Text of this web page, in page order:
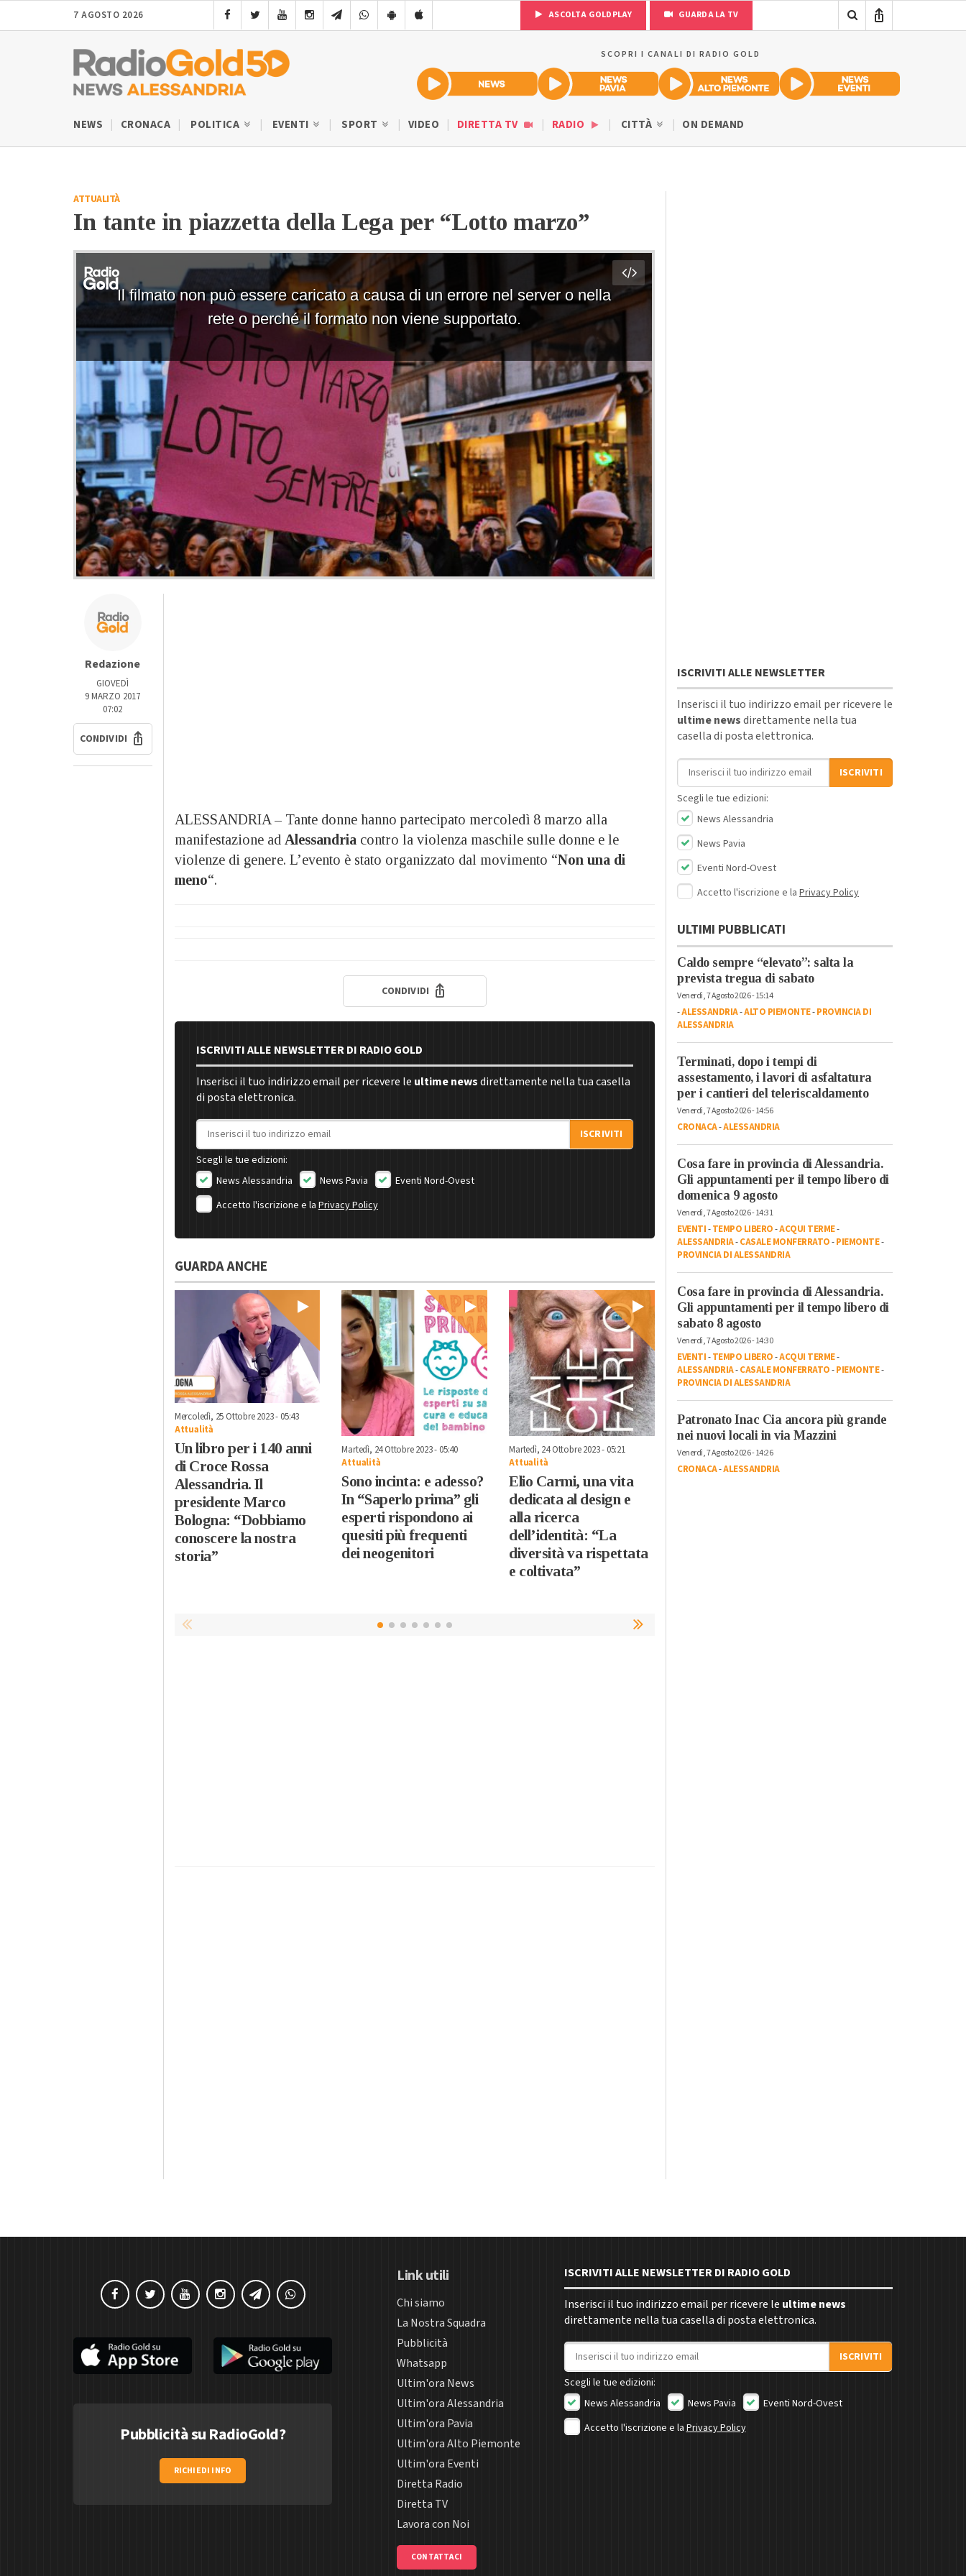
7 AGOSTO 2026 ASCOLTA GOLDPLAY GUARDA LA TV
SCOPRI I CANALI DI RADIO GOLD
NEWS CRONACA POLITICA EVENTI SPORT VIDEO DIRETTA TV RADIO CITTÀ ON DEMAND
ATTUALITÀ
In tante in piazzetta della Lega per “Lotto marzo”
Redazione
GIOVEDÌ
9 MARZO 2017
07:02
CONDIVIDI
ALESSANDRIA – Tante donne hanno partecipato mercoledì 8 marzo alla
manifestazione ad Alessandria contro la violenza maschile sulle donne e le
violenze di genere. L’evento è stato organizzato dal movimento “Non una di
meno“.
CONDIVIDI
ISCRIVITI ALLE NEWSLETTER DI RADIO GOLD
Inserisci il tuo indirizzo email per ricevere le ultime newsdirettamente nella tua casella
di posta elettronica.
Indirizzo email
ISCRIVITI
Scegli le tue edizioni:
News Alessandria
News Pavia
Eventi Nord-Ovest
Accetto l'iscrizione e laPrivacy Policy
GUARDA ANCHE
Mercoledì, 25 Ottobre 2023 - 05:43
Attualità
Un libro per i 140 anni
di Croce Rossa
Alessandria. Il
presidente Marco
Bologna: “Dobbiamo
conoscere la nostra
storia”
Martedì, 24 Ottobre 2023 - 05:40
Attualità
Sono incinta: e adesso?
In “Saperlo prima” gli
esperti rispondono ai
quesiti più frequenti
dei neogenitori
Martedì, 24 Ottobre 2023 - 05:21
Attualità
Elio Carmi, una vita
dedicata al design e
alla ricerca
dell’identità: “La
diversità va rispettata
e coltivata”
Sabato, 21 Ottobre 2023 - 05:40
Attualità
Dall’Italia alla
Catalogna per la lotta
Attualità
Il re del live
ISCRIVITI ALLE NEWSLETTER
Inserisci il tuo indirizzo email per ricevere le
ultime newsdirettamente nella tua
casella di posta elettronica.
Indirizzo email
ISCRIVITI
Scegli le tue edizioni:
News Alessandria
News Pavia
Eventi Nord-Ovest
Accetto l'iscrizione e la Privacy Policy
ULTIMI PUBBLICATI
Caldo sempre “elevato”: salta la
prevista tregua di sabato
Venerdì, 7 Agosto 2026 - 15:14
-ALESSANDRIA-ALTO PIEMONTE-PROVINCIA DI
ALESSANDRIA
Terminati, dopo i tempi di
assestamento, i lavori di asfaltatura
per i cantieri del teleriscaldamento
Venerdì, 7 Agosto 2026 - 14:56
CRONACA-ALESSANDRIA
Cosa fare in provincia di Alessandria.
Gli appuntamenti per il tempo libero di
domenica 9 agosto
Venerdì, 7 Agosto 2026 - 14:31
EVENTI-TEMPO LIBERO-ACQUI TERME-
ALESSANDRIA-CASALE MONFERRATO-PIEMONTE-
PROVINCIA DI ALESSANDRIA
Cosa fare in provincia di Alessandria.
Gli appuntamenti per il tempo libero di
sabato 8 agosto
Venerdì, 7 Agosto 2026 - 14:30
EVENTI-TEMPO LIBERO-ACQUI TERME-
ALESSANDRIA-CASALE MONFERRATO-PIEMONTE-
PROVINCIA DI ALESSANDRIA
Patronato Inac Cia ancora più grande
nei nuovi locali in via Mazzini
Venerdì, 7 Agosto 2026 - 14:26
CRONACA-ALESSANDRIA
Pubblicità su RadioGold?
RICHIEDI INFO
Link utili
Chi siamo
La Nostra Squadra
Pubblicità
Whatsapp
Ultim'ora News
Ultim'ora Alessandria
Ultim'ora Pavia
Ultim'ora Alto Piemonte
Ultim'ora Eventi
Diretta Radio
Diretta TV
Lavora con Noi
CONTATTACI
ISCRIVITI ALLE NEWSLETTER DI RADIO GOLD
Inserisci il tuo indirizzo email per ricevere le ultime news
direttamente nella tua casella di posta elettronica.
Indirizzo email
ISCRIVITI
Scegli le tue edizioni:
News Alessandria
News Pavia
Eventi Nord-Ovest
Accetto l'iscrizione e la Privacy Policy